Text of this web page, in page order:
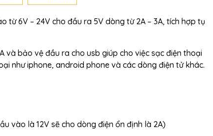
từ 6V – 24V cho đầu ra 5V dòng từ 2A – 3A, tích hợp tụ
và bảo vệ đầu ra cho usb giúp cho việc sạc điện thoại
như iphone, android phone và các dòng điện tử khác.
vào là 12V sẽ cho dòng điện ổn định là 2A)